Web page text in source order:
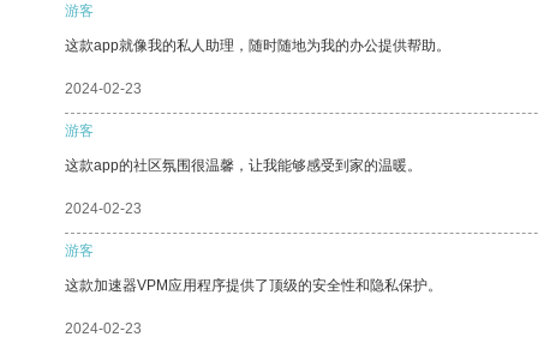
游客
这款app就像我的私人助理，随时随地为我的办公提供帮助。
2024-02-23
游客
这款app的社区氛围很温馨，让我能够感受到家的温暖。
2024-02-23
游客
这款加速器VPM应用程序提供了顶级的安全性和隐私保护。
2024-02-23